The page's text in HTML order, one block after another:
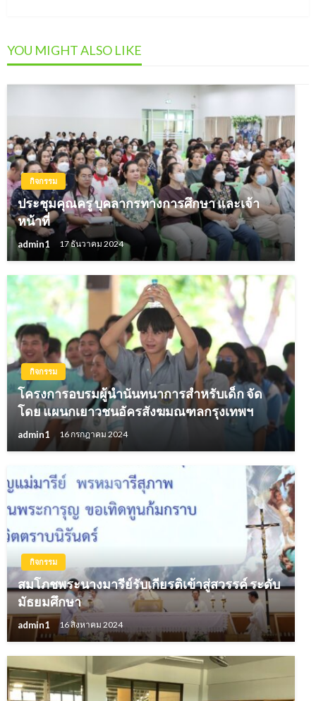
YOU MIGHT ALSO LIKE
กิจกรรม
ประชุมคุณครู บุคลากรทางการศึกษา และเจ้า
หน้าที่
admin1 17 ธันวาคม 2024
กิจกรรม
โครงการอบรมผู้นำนันทนาการสำหรับเด็ก จัด
โดย แผนกเยาวชนอัครสังฆมณฑลกรุงเทพฯ
admin1 16 กรกฎาคม 2024
กิจกรรม
สมโภชพระนางมารีย์รับเกียรติเข้าสู่สวรรค์ ระดับ
มัธยมศึกษา
admin1 16 สิงหาคม 2024